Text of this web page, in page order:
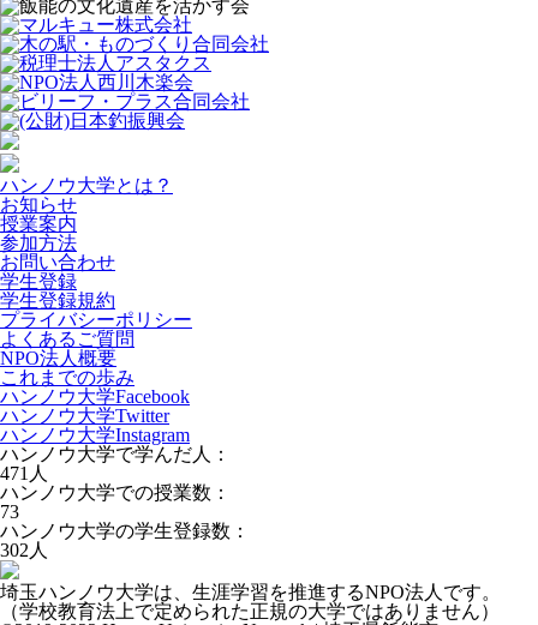
ハンノウ大学とは？
お知らせ
授業案内
参加方法
お問い合わせ
学生登録
学生登録規約
プライバシーポリシー
よくあるご質問
NPO法人概要
これまでの歩み
ハンノウ大学Facebook
ハンノウ大学Twitter
ハンノウ大学Instagram
ハンノウ大学で学んだ人：
471 人
ハンノウ大学での授業数：
73
ハンノウ大学の学生登録数：
302 人
埼玉ハンノウ大学は、生涯学習を推進するNPO法人です。
（学校教育法上で定められた正規の大学ではありません）